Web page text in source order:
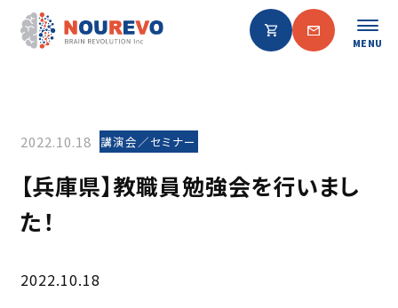
MENU
2022.10.18 講演会／セミナー
【兵庫県】教職員勉強会を行いまし
た！
2022.10.18